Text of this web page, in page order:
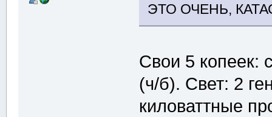
ЭТО ОЧЕНЬ,
Свои 5
(ч/б). Свет: 2
киловаттные